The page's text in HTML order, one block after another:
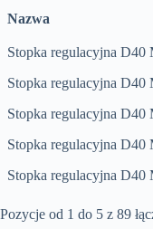
Nazwa
Stopka regulacyjna
Stopka regulacyjna
Stopka regulacyjna
Stopka regulacyjna
Stopka regulacyjna
Pozycje od 1 do 5 z 89